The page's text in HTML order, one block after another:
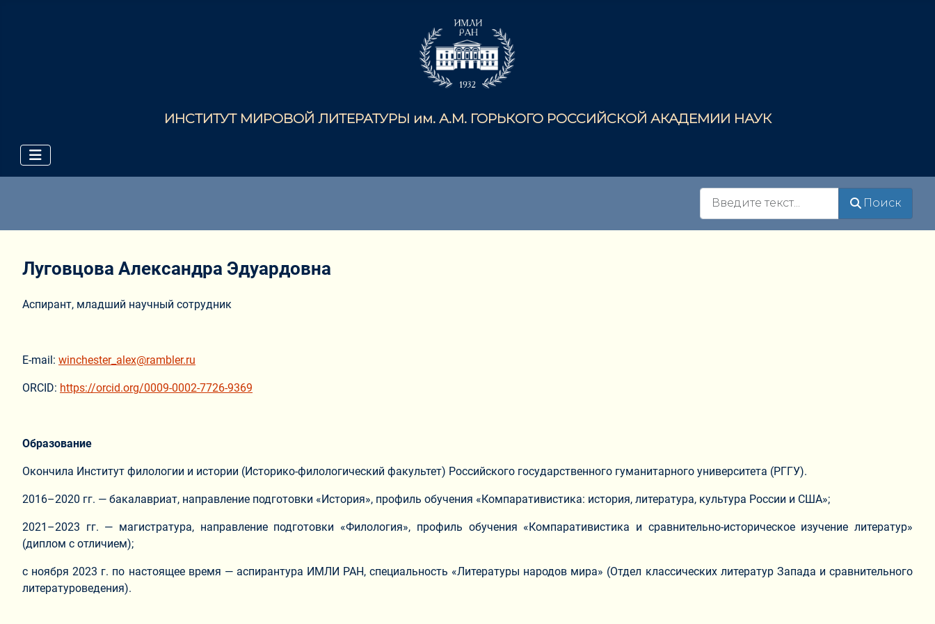
ИНСТИТУТ МИРОВОЙ ЛИТЕРАТУРЫ им. А.М. ГОРЬКОГО РОССИЙСКОЙ АКАДЕМИИ НАУК
Поиск
Луговцова Александра Эдуардовна
Аспирант, младший научный сотрудник
E-mail: winchester_alex@rambler.ru
ORCID: https://orcid.org/0009-0002-7726-9369
Образование
Окончила Институт филологии и истории (Историко-филологический факультет) Российского государственного гуманитарного университета (РГГУ).
2016–2020 гг. — бакалавриат, направление подготовки «История», профиль обучения «Компаративистика: история, литература, культура России и США»;
2021–2023 гг. — магистратура, направление подготовки «Филология», профиль обучения «Компаративистика и сравнительно-историческое изучение литератур»
(диплом с отличием);
с ноября 2023 г. по настоящее время — аспирантура ИМЛИ РАН, специальность «Литературы народов мира» (Отдел классических литератур Запада и сравнительного
литературоведения).